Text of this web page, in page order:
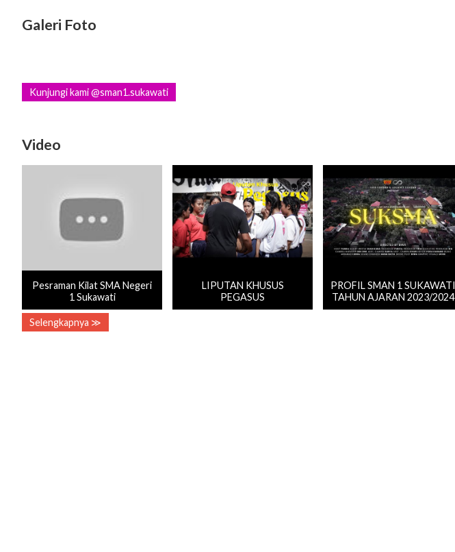
Galeri Foto
Kunjungi kami @sman1.sukawati
Video
Pesraman Kilat SMA Negeri
1 Sukawati
LIPUTAN KHUSUS
PEGASUS
PROFIL SMAN 1 SUKAWATI
TAHUN AJARAN 2023/2024
Selengkapnya ≫